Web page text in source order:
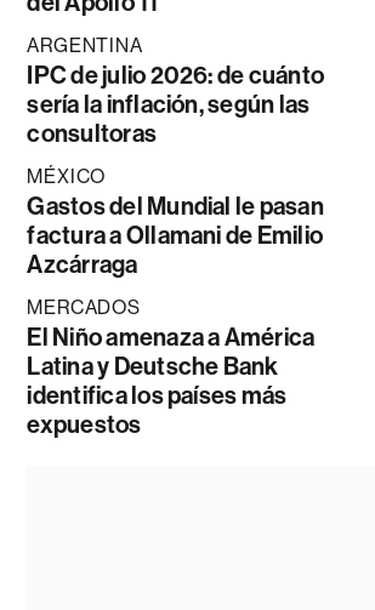
ARGENTINA
IPC de julio 2026: de cuánto
sería la inflación, según las
consultoras
MÉXICO
Gastos del Mundial le pasan
factura a Ollamani de Emilio
Azcárraga
MERCADOS
El Niño amenaza a América
Latina y Deutsche Bank
identifica los países más
expuestos